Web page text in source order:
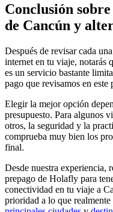
Conclusión
de Cancún y
Después de revisar cada
internet en tu viaje, notarás
es un servicio bastante
pago que revisamos en este
Elegir la mejor opción
presupuesto. Para algunos
otros, la seguridad y la
comprueba muy bien los
final.
Desde nuestra experiencia,
prepago de Holafly para
conectividad en tu viaje a
prioridad a lo que